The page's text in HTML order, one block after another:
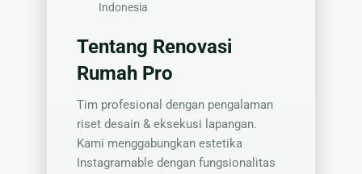
Indonesia
Tentang Renovasi
Rumah Pro
Tim profesional dengan pengalaman
riset desain & eksekusi lapangan.
Kami menggabungkan estetika
Instagramable dengan fungsionalitas